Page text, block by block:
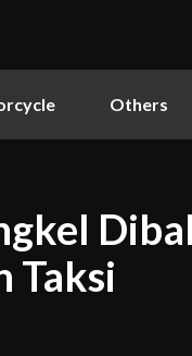
Others
Taksi